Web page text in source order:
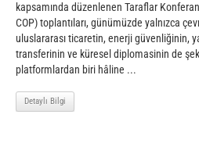
kapsamında düzenlenen Taraflar
COP) toplantıları, günümüzde yalnızca
uluslararası ticaretin, enerji güvenliğinin,
transferinin ve küresel diplomasinin de
platformlardan biri hâline ...
Detaylı Bilgi